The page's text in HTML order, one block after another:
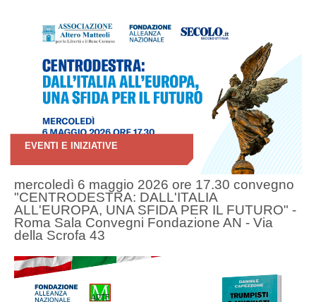
EVENTI E INIZIATIVE
mercoledì 6 maggio 2026 ore 17.30 convegno
"CENTRODESTRA: DALL'ITALIA
ALL'EUROPA, UNA SFIDA PER IL FUTURO" -
Roma Sala Convegni Fondazione AN - Via
della Scrofa 43